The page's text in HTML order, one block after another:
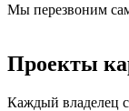
Мы перезвоним
Проекты
Каждый владелец